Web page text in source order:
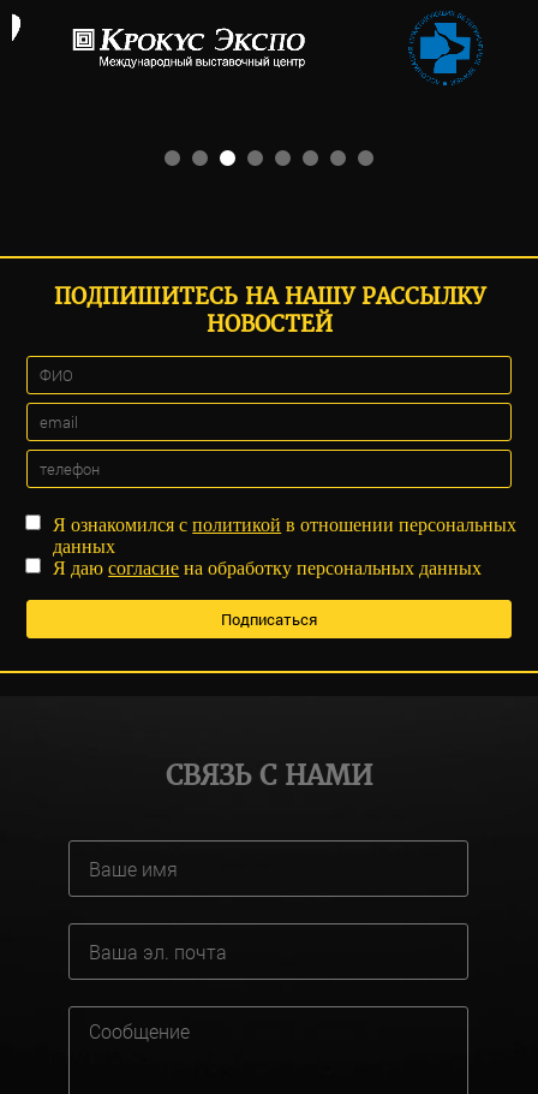
ПОДПИШИТЕСЬ НА НАШУ РАССЫЛКУ
НОВОСТЕЙ
Я ознакомился сполитикой в отношении персональных
данных
Я даюсогласие на обработку персональных данных
СВЯЗЬ С НАМИ